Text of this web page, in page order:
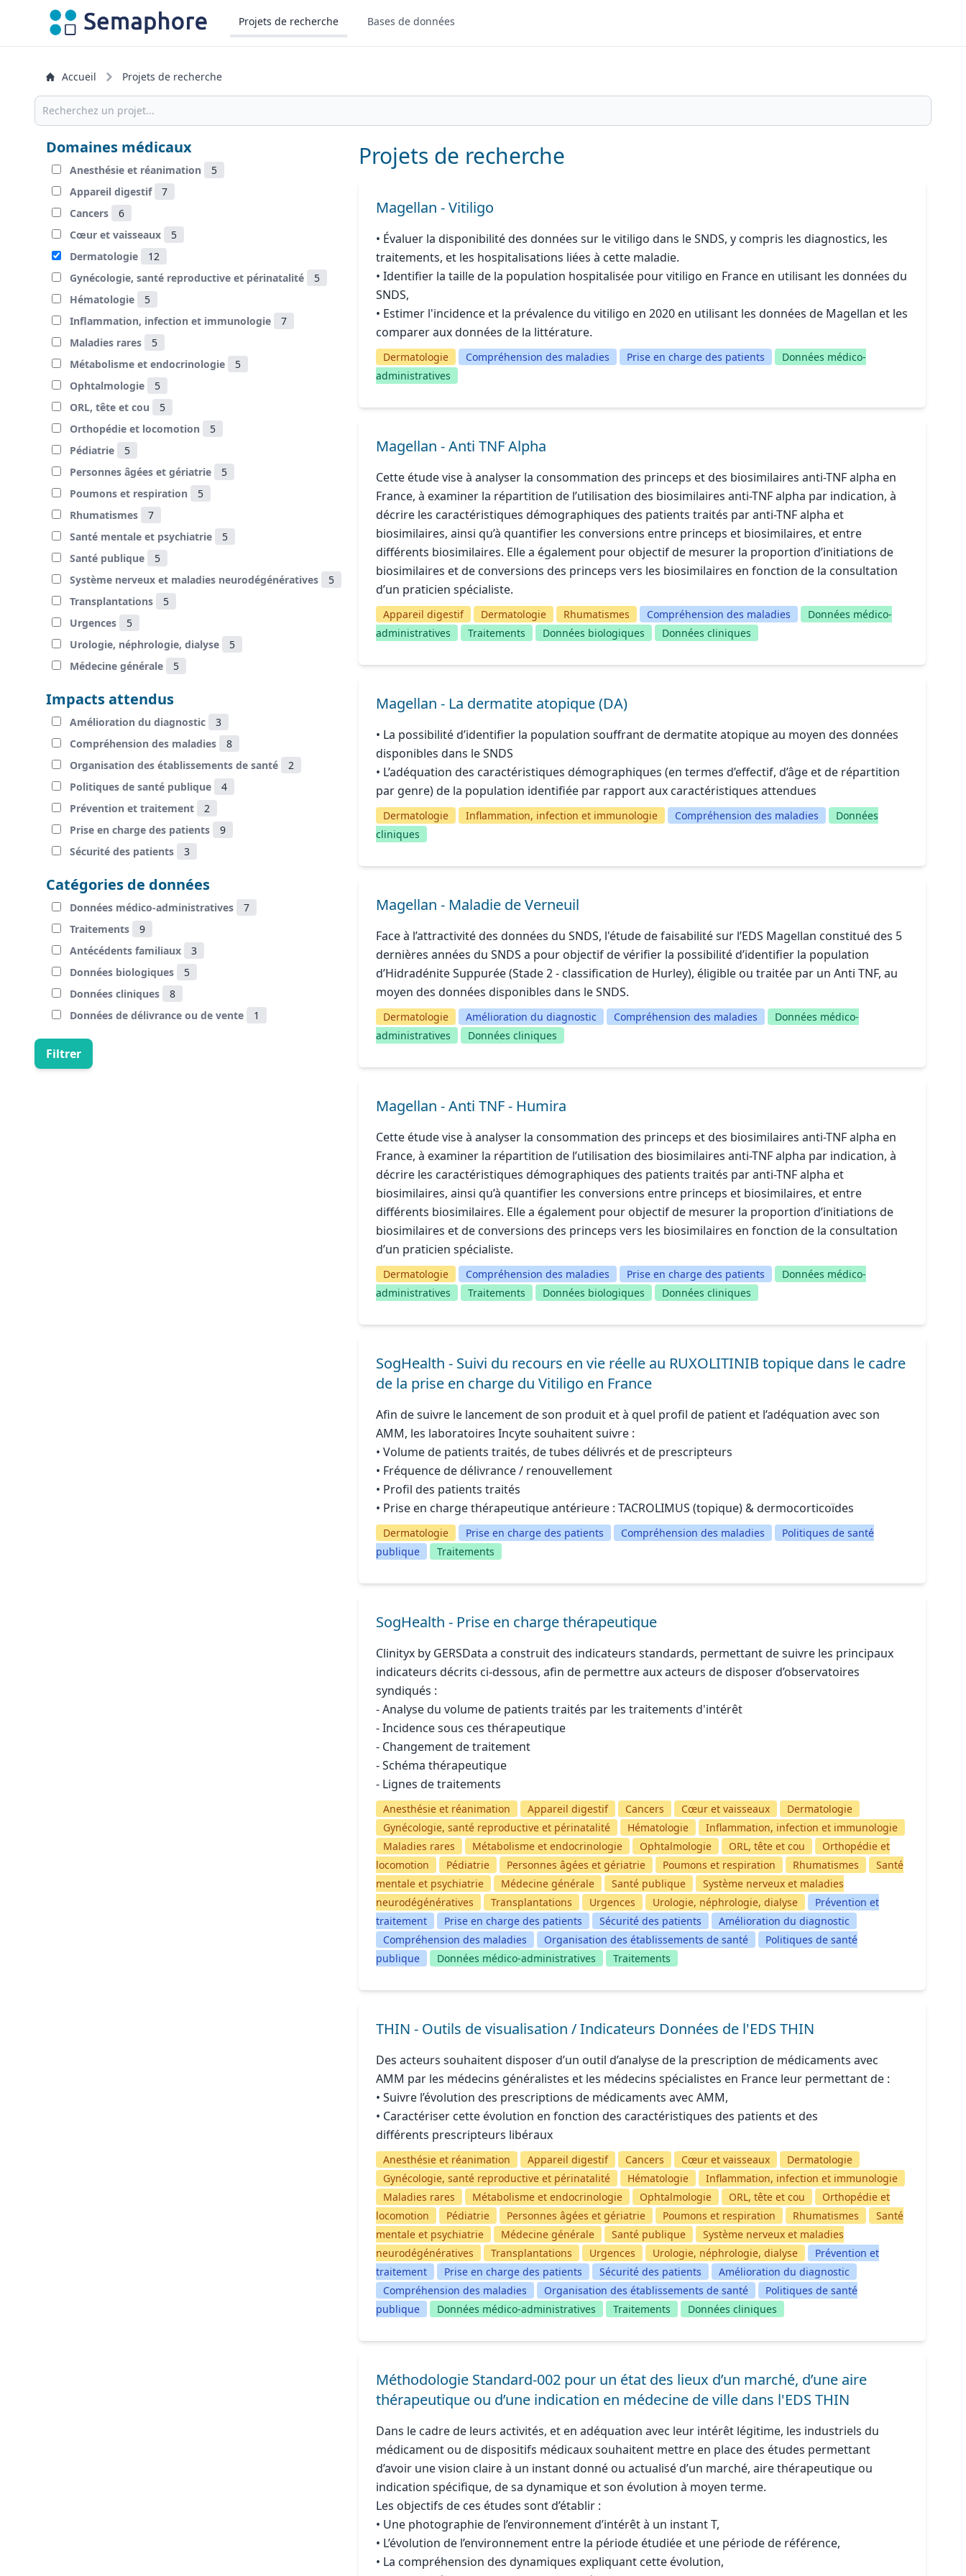
Projets de recherche Bases de données
Accueil Projets de recherche
Domaines médicaux
Anesthésie et réanimation
5
Appareil digestif
7
Cancers
6
Cœur et vaisseaux
5
Dermatologie
12
Gynécologie, santé reproductive et périnatalité
5
Hématologie
5
Inflammation, infection et immunologie
7
Maladies rares
5
Métabolisme et endocrinologie
5
Ophtalmologie
5
ORL, tête et cou
5
Orthopédie et locomotion
5
Pédiatrie
5
Personnes âgées et gériatrie
5
Poumons et respiration
5
Rhumatismes
7
Santé mentale et psychiatrie
5
Santé publique
5
Système nerveux et maladies neurodégénératives
5
Transplantations
5
Urgences
5
Urologie, néphrologie, dialyse
5
Médecine générale
5
Impacts attendus
Amélioration du diagnostic
3
Compréhension des maladies
8
Organisation des établissements de santé
2
Politiques de santé publique
4
Prévention et traitement
2
Prise en charge des patients
9
Sécurité des patients
3
Catégories de données
Données médico-administratives
7
Traitements
9
Antécédents familiaux
3
Données biologiques
5
Données cliniques
8
Données de délivrance ou de vente
1
Projets de recherche
Magellan - Vitiligo
• Évaluer la disponibilité des données sur le vitiligo dans le SNDS, y compris les diagnostics, les
traitements, et les hospitalisations liées à cette maladie.
• Identifier la taille de la population hospitalisée pour vitiligo en France en utilisant les données du
SNDS,
• Estimer l'incidence et la prévalence du vitiligo en 2020 en utilisant les données de Magellan et les
comparer aux données de la littérature.
Dermatologie Compréhension des maladies Prise en charge des patients
Données médico-
administratives
Magellan - Anti TNF Alpha
Cette étude vise à analyser la consommation des princeps et des biosimilaires anti-TNF alpha en
France, à examiner la répartition de l’utilisation des biosimilaires anti-TNF alpha par indication, à
décrire les caractéristiques démographiques des patients traités par anti-TNF alpha et
biosimilaires, ainsi qu’à quantifier les conversions entre princeps et biosimilaires, et entre
différents biosimilaires. Elle a également pour objectif de mesurer la proportion d’initiations de
biosimilaires et de conversions des princeps vers les biosimilaires en fonction de la consultation
d’un praticien spécialiste.
Appareil digestif Dermatologie Rhumatismes Compréhension des maladies
Données médico-
administratives
Traitements Données biologiques Données cliniques
Magellan - La dermatite atopique (DA)
• La possibilité d’identifier la population souffrant de dermatite atopique au moyen des données
disponibles dans le SNDS
• L’adéquation des caractéristiques démographiques (en termes d’effectif, d’âge et de répartition
par genre) de la population identifiée par rapport aux caractéristiques attendues
Dermatologie Inflammation, infection et immunologie Compréhension des maladies
Données
cliniques
Magellan - Maladie de Verneuil
Face à l’attractivité des données du SNDS, l'étude de faisabilité sur l’EDS Magellan constitué des 5
dernières années du SNDS a pour objectif de vérifier la possibilité d’identifier la population
d’Hidradénite Suppurée (Stade 2 - classification de Hurley), éligible ou traitée par un Anti TNF, au
moyen des données disponibles dans le SNDS.
Dermatologie Amélioration du diagnostic Compréhension des maladies
Données médico-
administratives
Données cliniques
Magellan - Anti TNF - Humira
Cette étude vise à analyser la consommation des princeps et des biosimilaires anti-TNF alpha en
France, à examiner la répartition de l’utilisation des biosimilaires anti-TNF alpha par indication, à
décrire les caractéristiques démographiques des patients traités par anti-TNF alpha et
biosimilaires, ainsi qu’à quantifier les conversions entre princeps et biosimilaires, et entre
différents biosimilaires. Elle a également pour objectif de mesurer la proportion d’initiations de
biosimilaires et de conversions des princeps vers les biosimilaires en fonction de la consultation
d’un praticien spécialiste.
Dermatologie Compréhension des maladies Prise en charge des patients
Données médico-
administratives
Traitements Données biologiques Données cliniques
SogHealth - Suivi du recours en vie réelle au RUXOLITINIB topique dans le cadre
de la prise en charge du Vitiligo en France
Afin de suivre le lancement de son produit et à quel profil de patient et l’adéquation avec son
AMM, les laboratoires Incyte souhaitent suivre :
• Volume de patients traités, de tubes délivrés et de prescripteurs
• Fréquence de délivrance / renouvellement
• Profil des patients traités
• Prise en charge thérapeutique antérieure : TACROLIMUS (topique) & dermocorticoïdes
Dermatologie Prise en charge des patients Compréhension des maladies
Politiques de santé
publique
Traitements
SogHealth - Prise en charge thérapeutique
Clinityx by GERSData a construit des indicateurs standards, permettant de suivre les principaux
indicateurs décrits ci-dessous, afin de permettre aux acteurs de disposer d’observatoires
syndiqués :
- Analyse du volume de patients traités par les traitements d'intérêt
- Incidence sous ces thérapeutique
- Changement de traitement
- Schéma thérapeutique
- Lignes de traitements
Anesthésie et réanimation Appareil digestif Cancers Cœur et vaisseaux
Dermatologie
Gynécologie, santé reproductive et périnatalité
Hématologie
Inflammation, infection et immunologie
Maladies rares
Métabolisme et endocrinologie Ophtalmologie ORL, tête et cou
Orthopédie et
locomotion
Pédiatrie Personnes âgées et gériatrie Poumons et respiration Rhumatismes
Santé
mentale et psychiatrie
Médecine générale Santé publique
Système nerveux et maladies
neurodégénératives
Transplantations Urgences Urologie, néphrologie, dialyse
Prévention et
traitement
Prise en charge des patients Sécurité des patients
Amélioration du diagnostic
Compréhension des maladies
Organisation des établissements de santé
Politiques de santé
publique
Données médico-administratives Traitements
THIN - Outils de visualisation / Indicateurs Données de l'EDS THIN
Des acteurs souhaitent disposer d’un outil d’analyse de la prescription de médicaments avec
AMM par les médecins généralistes et les médecins spécialistes en France leur permettant de :
• Suivre l’évolution des prescriptions de médicaments avec AMM,
• Caractériser cette évolution en fonction des caractéristiques des patients et des
différents prescripteurs libéraux
Anesthésie et réanimation Appareil digestif Cancers Cœur et vaisseaux
Dermatologie
Gynécologie, santé reproductive et périnatalité
Hématologie
Inflammation, infection et immunologie
Maladies rares
Métabolisme et endocrinologie Ophtalmologie ORL, tête et cou
Orthopédie et
locomotion
Pédiatrie Personnes âgées et gériatrie Poumons et respiration Rhumatismes
Santé
mentale et psychiatrie
Médecine générale Santé publique
Système nerveux et maladies
neurodégénératives
Transplantations Urgences Urologie, néphrologie, dialyse
Prévention et
traitement
Prise en charge des patients Sécurité des patients
Amélioration du diagnostic
Compréhension des maladies
Organisation des établissements de santé
Politiques de santé
publique
Données médico-administratives Traitements Données cliniques
Méthodologie Standard-002 pour un état des lieux d’un marché, d’une aire
thérapeutique ou d’une indication en médecine de ville dans l'EDS THIN
Dans le cadre de leurs activités, et en adéquation avec leur intérêt légitime, les industriels du
médicament ou de dispositifs médicaux souhaitent mettre en place des études permettant
d’avoir une vision claire à un instant donné ou actualisé d’un marché, aire thérapeutique ou
indication spécifique, de sa dynamique et son évolution à moyen terme.
Les objectifs de ces études sont d’établir :
• Une photographie de l’environnement d’intérêt à un instant T,
• L’évolution de l’environnement entre la période étudiée et une période de référence,
• La compréhension des dynamiques expliquant cette évolution,